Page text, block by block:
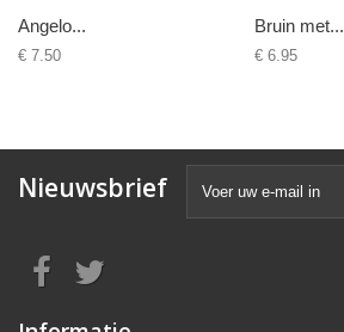
Angelo...
€ 7.50
Bruin met...
€ 6.95
Nieuwsbrief